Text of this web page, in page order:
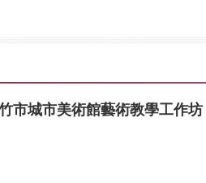
市城市美術館藝術教學⼯作坊